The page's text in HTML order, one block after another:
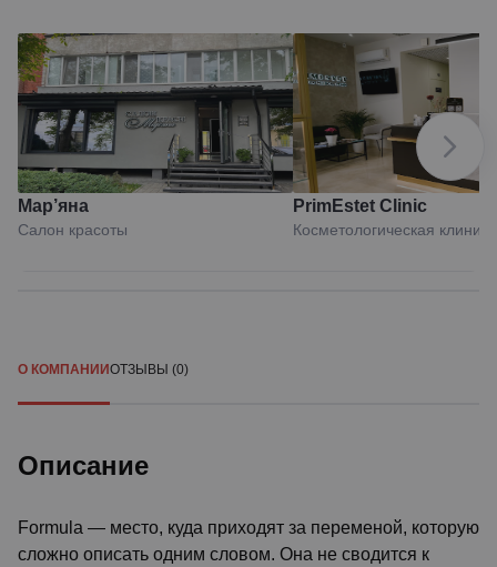
Мар’яна
Салон красоты
PrimEstet Clinic
Косметологическая клиника
О КОМПАНИИОТЗЫВЫ (0)
Описание
Formula — место, куда приходят за переменой, которую
сложно описать одним словом. Она не сводится к